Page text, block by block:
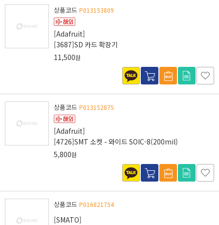
상품코드 P013153809
[Adafruit]
[3687]SD 카드 확장기
11,500원
상품코드 P013152875
[Adafruit]
[4726]SMT 소켓 - 와이드 SOIC-8(200mil)
5,800원
상품코드 P016821754
[SMATO]